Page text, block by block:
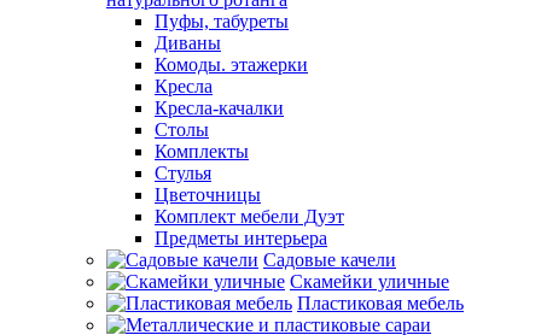
Пуфы, табуреты
Диваны
Комоды. этажерки
Кресла
Кресла-качалки
Столы
Комплекты
Стулья
Цветочницы
Комплект мебели Дуэт
Предметы интерьера
Садовые качели
Скамейки уличные
Пластиковая мебель